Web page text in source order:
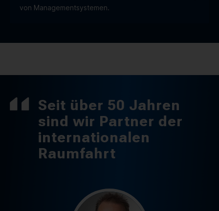
von Management­systemen.
Seit über 50 Jahren
sind wir Partner der
internationalen
Raumfahrt